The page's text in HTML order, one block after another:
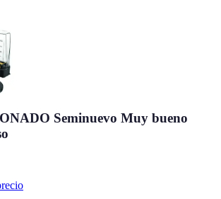
Seminuevo Muy bueno